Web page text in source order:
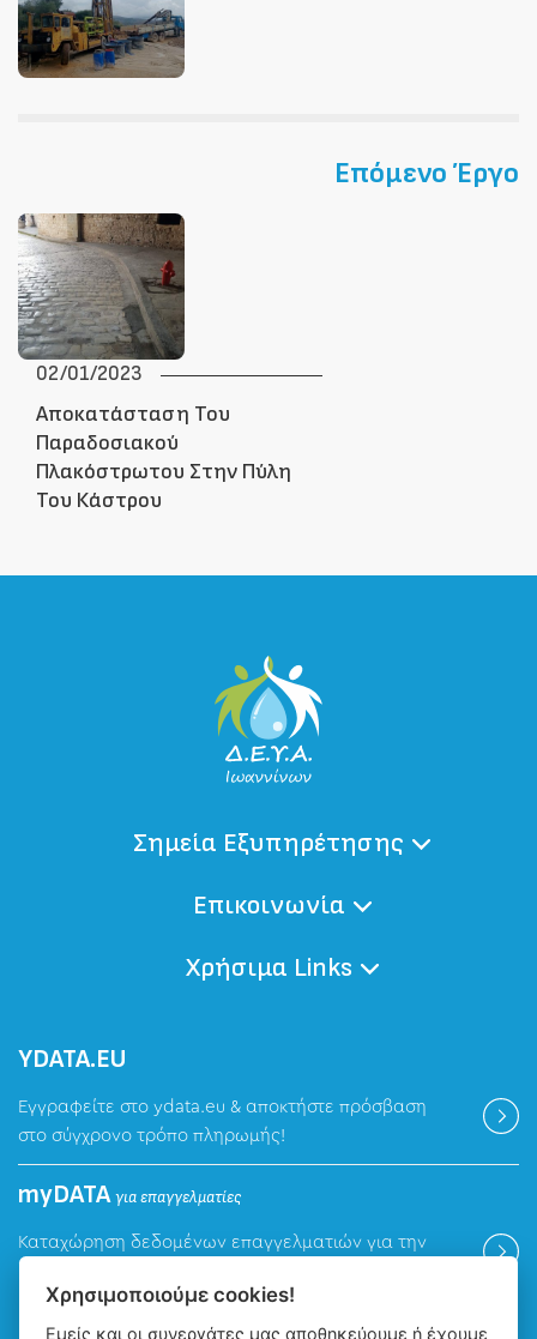
Επόμενο Έργο
02/01/2023
Αποκατάσταση Του
Παραδοσιακού
Πλακόστρωτου Στην Πύλη
Του Κάστρου
Σημεία Εξυπηρέτησης
Επικοινωνία
Χρήσιμα Links
ΥDATA.EU
Εγγραφείτε στο ydata.eu & αποκτήστε πρόσβαση
στο σύγχρονο τρόπο πληρωμής!
myDATAγια επαγγελματίες
Καταχώρηση δεδομένων επαγγελματιών για την
Χρησιμοποιούμε cookies!
Εμείς και οι συνεργάτες μας αποθηκεύουμε ή έχουμε